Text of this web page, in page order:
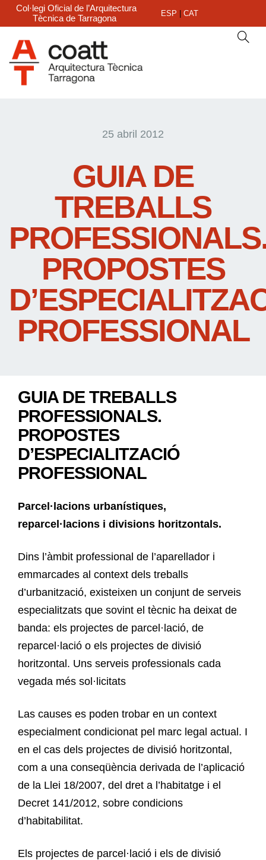
Col·legi Oficial de l’Arquitectura
Tècnica de Tarragona
ESP CAT
25 abril 2012
GUIA DE
TREBALLS
PROPOSTES
PROFESSIONAL
GUIA DE TREBALLS
PROFESSIONALS.
PROPOSTES
D’ESPECIALITZACIÓ
PROFESSIONAL
Parcel·lacions urbanístiques,
reparcel·lacions i divisions horitzontals.
Dins l’àmbit professional de l’aparellador i
emmarcades al context dels treballs
d’urbanització, existeixen un conjunt de serveis
especialitzats que sovint el tècnic ha deixat de
banda: els projectes de parcel·lació, de
reparcel·lació o els projectes de divisió
horitzontal. Uns serveis professionals cada
vegada més sol·licitats
Las causes es poden trobar en un context
especialment condicionat pel marc legal actual. I
en el cas dels projectes de divisió horitzontal,
com a una conseqüència derivada de l’aplicació
de la Llei 18/2007, del dret a l’habitatge i el
Decret 141/2012, sobre condicions
d’habitabilitat.
Els projectes de parcel·lació i els de divisió